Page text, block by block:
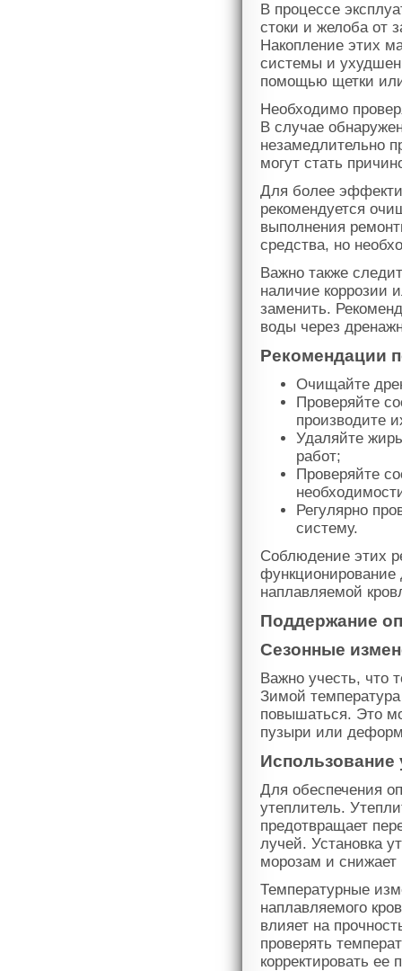
В процессе
стоки и желоба от
Накопление этих
системы и
помощью щетки
Необходимо
В случае
незамедлительно
могут стать
Для более
рекомендуется
выполнения
средства, но
Важно также
наличие коррозии
заменить.
воды через
Рекомендации
Очищайте
Проверяйте
производите
Удаляйте
работ;
Проверяйте
Регулярно
систему.
Соблюдение этих
функционирование
наплавляемой
Поддержание
Сезонные
Важно учесть, что
Зимой
повышаться. Это
пузыри или
Использование
Для обеспечения
утеплитель.
предотвращает
лучей. Установка
морозам и снижает
Температурные
наплавляемого
влияет на
проверять
корректировать ее